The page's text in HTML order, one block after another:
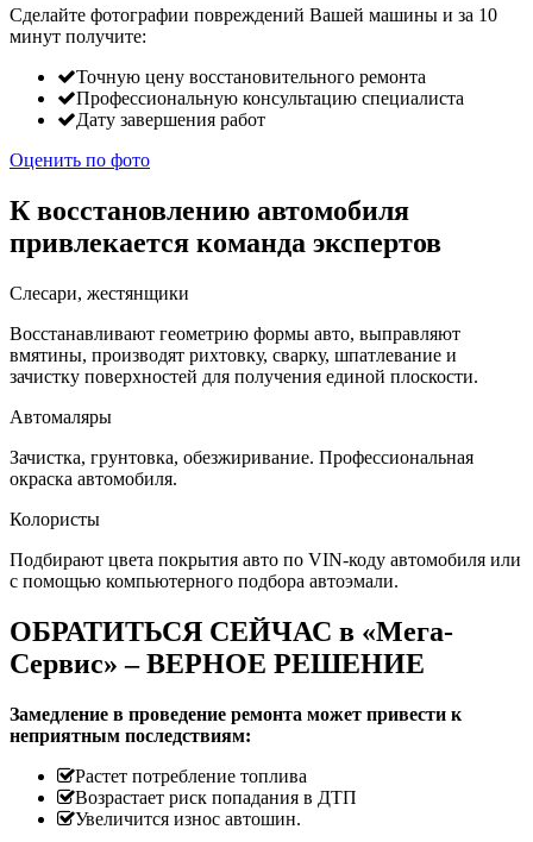
Сделайте фотографии повреждений Вашей машины и за 10
минут получите:
Точную цену восстановительного ремонта
Профессиональную консультацию специалиста
Дату завершения работ
Оценить по фото
К восстановлению автомобиля
привлекается команда экспертов
Слесари, жестянщики
Восстанавливают геометрию формы авто, выправляют
вмятины, производят рихтовку, сварку, шпатлевание и
зачистку поверхностей для получения единой плоскости.
Автомаляры
Зачистка, грунтовка, обезжиривание. Профессиональная
окраска автомобиля.
Колористы
Подбирают цвета покрытия авто по VIN-коду автомобиля или
с помощью компьютерного подбора автоэмали.
ОБРАТИТЬСЯ СЕЙЧАС в «Мега-
Сервис» – ВЕРНОЕ РЕШЕНИЕ
Замедление в проведение ремонта может привести к
неприятным последствиям:
Растет потребление топлива
Возрастает риск попадания в ДТП
Увеличится износ автошин.